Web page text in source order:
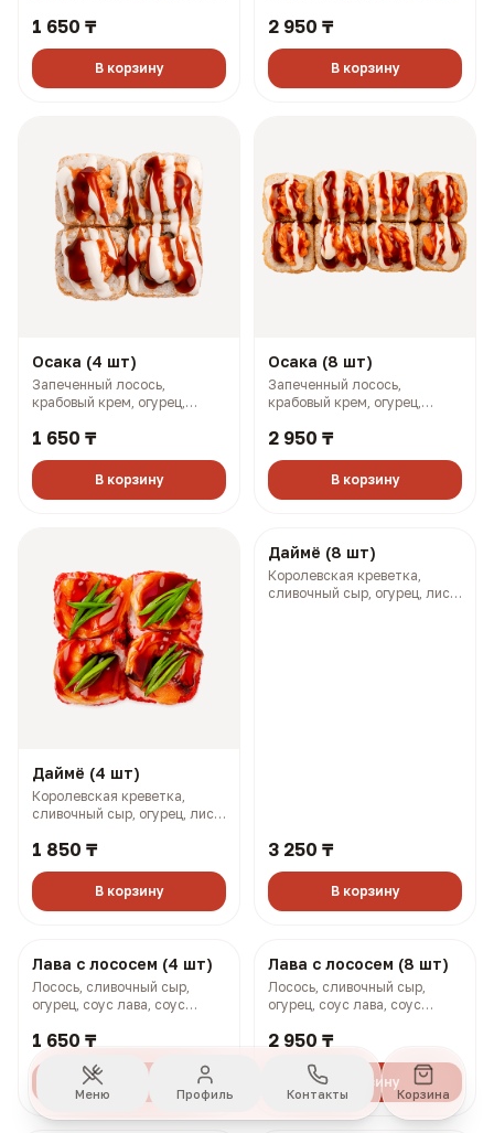
1 650 ₸
В корзину
2 950 ₸
В корзину
Осака (4 шт)
Запеченный лосось,
крабовый крем, огурец,
терияки и боул (163 гр, 248
1 650 ₸
В корзину
Осака (8 шт)
Запеченный лосось,
крабовый крем, огурец,
терияки и боул (326 гр, 496
2 950 ₸
В корзину
Даймё (4 шт)
Королевская креветка,
сливочный сыр, огурец, лист
230 ккал)
1 850 ₸
В корзину
459 ккал)
3 250 ₸
В корзину
Меню Профиль Контакты Корзина